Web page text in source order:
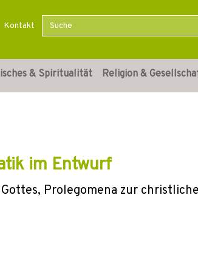
Kontakt
& Spiritualität Religion &
im Entwurf
Prolegomena zur